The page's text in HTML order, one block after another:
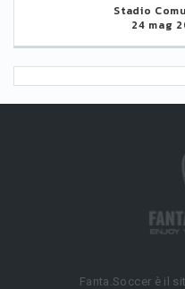
Stadio
24 mag
Fanta.Soccer è il